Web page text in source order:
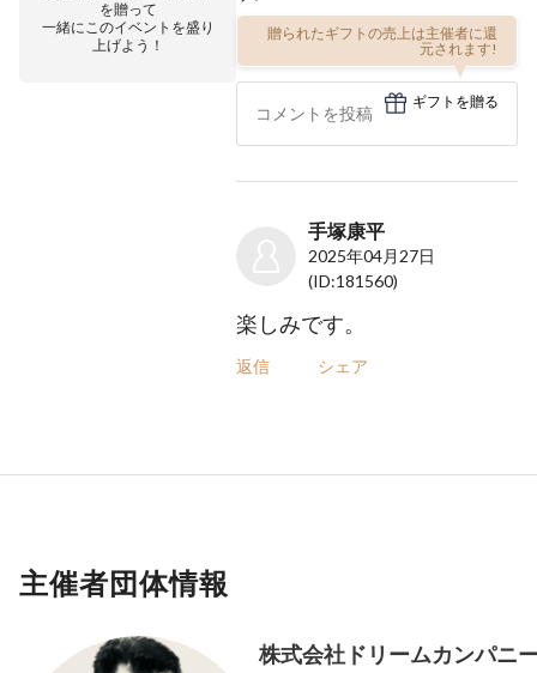
を贈って
一緒にこのイベントを盛り
上げよう！
贈られたギフトの売上は主催者に還
元されます!
ギフトを贈る
手塚康平
2025年04月27日
(ID:181560)
楽しみです。
返信 シェア
主催者団体情報
株式会社ドリームカンパニ